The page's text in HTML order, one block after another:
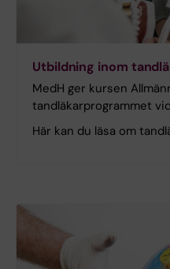
Utbildning inom
MedH ger kursen
tandläkarprogrammet
Här kan du läsa om